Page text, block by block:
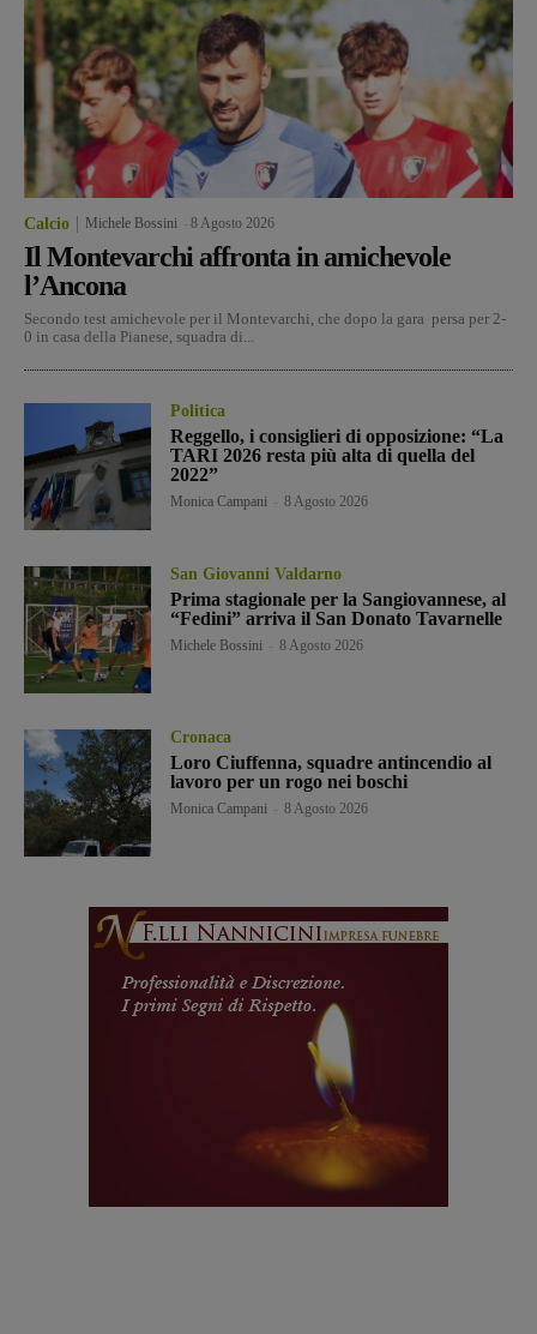
Calcio Michele Bossini 8 Agosto 2026
Il Montevarchi affronta in amichevole
l’Ancona
Secondo test amichevole per il Montevarchi, che dopo la gara persa per 2-
0 in casa della Pianese, squadra di...
Politica
Reggello, i consiglieri di opposizione: “La
TARI 2026 resta più alta di quella del
2022”
Monica Campani 8 Agosto 2026
San Giovanni Valdarno
Prima stagionale per la Sangiovannese, al
“Fedini” arriva il San Donato Tavarnelle
Michele Bossini 8 Agosto 2026
Cronaca
Loro Ciuffenna, squadre antincendio al
lavoro per un rogo nei boschi
Monica Campani 8 Agosto 2026